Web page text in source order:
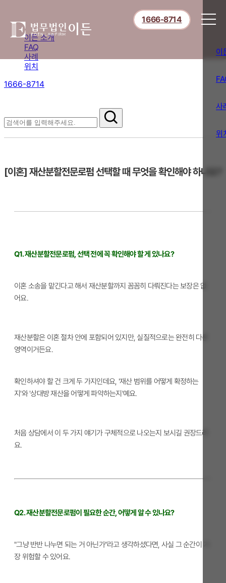
이든 소개
FAQ
사례
위치
1666-8714
1666-8714
이
사
위
[이혼] 재산분할전문로펌 선택할 때 무엇을 확인해야 하나요?
Q1. 재산분할전문로펌, 선택 전에 꼭 확인해야 할 게 있나요?
이혼 소송을 맡긴다고 해서 재산분할까지 꼼꼼히 다뤄진다는 보장은 없
어요.
재산분할은 이혼 절차 안에 포함되어 있지만, 실질적으로는 완전히 다른
영역이거든요.
확인하셔야 할 건 크게 두 가지인데요, '재산 범위를 어떻게 확정하는
지'와 '상대방 재산을 어떻게 파악하는지'예요.
처음 상담에서 이 두 가지 얘기가 구체적으로 나오는지 보시길 권장드려
요.
Q2. 재산분할전문로펌이 필요한 순간, 어떻게 알 수 있나요?
"그냥 반반 나누면 되는 거 아닌가"라고 생각하셨다면, 사실 그 순간이 가
장 위험할 수 있어요.